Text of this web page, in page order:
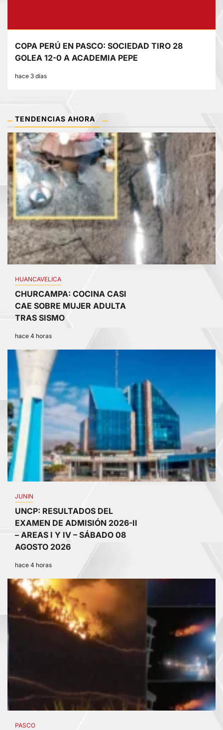
COPA PERÚ EN PASCO: SOCIEDAD TIRO 28
GOLEA 12-0 A ACADEMIA PEPE
hace 3 días
TENDENCIAS AHORA
1
HUANCAVELICA
CHURCAMPA: COCINA CASI
CAE SOBRE MUJER ADULTA
TRAS SISMO
hace 4 horas
JUNIN
UNCP: RESULTADOS DEL
EXAMEN DE ADMISIÓN 2026-II
– AREAS I Y IV – SÁBADO 08
AGOSTO 2026
hace 4 horas
3
PASCO